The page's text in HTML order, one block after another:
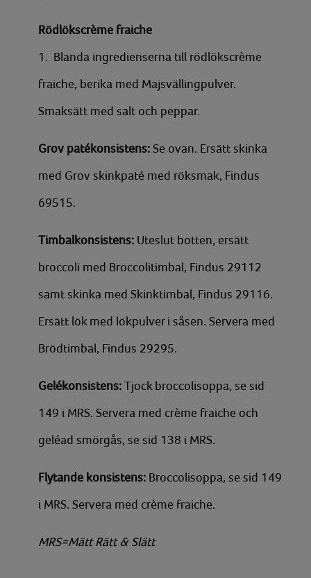
Rödlökscrème fraiche
1. Blanda ingredienserna till rödlökscrème
fraiche, berika med Majsvällingpulver.
Smaksätt med salt och peppar.
Grov patékonsistens: Se ovan. Ersätt skinka
med Grov skinkpaté med röksmak, Findus
69515.
Timbalkonsistens: Uteslut botten, ersätt
broccoli med Broccolitimbal, Findus 29112
samt skinka med Skinktimbal, Findus 29116.
Ersätt lök med lökpulver i såsen. Servera med
Brödtimbal, Findus 29295.
Gelékonsistens: Tjock broccolisoppa, se sid
149 i MRS. Servera med crème fraiche och
geléad smörgås, se sid 138 i MRS.
Flytande konsistens: Broccolisoppa, se sid 149
i MRS. Servera med crème fraiche.
MRS=Mätt Rätt & Slätt